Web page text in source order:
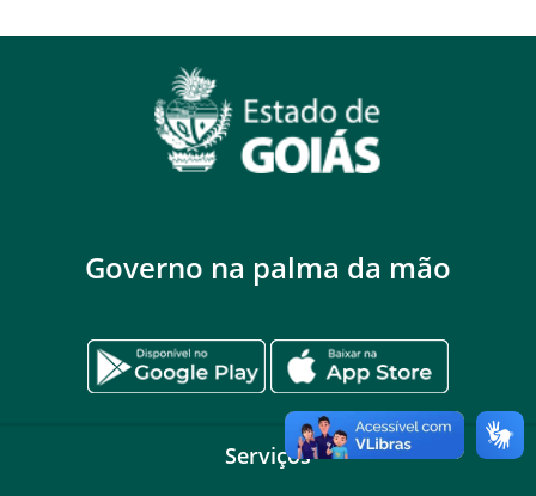
Governo na palma da mão
Serviços